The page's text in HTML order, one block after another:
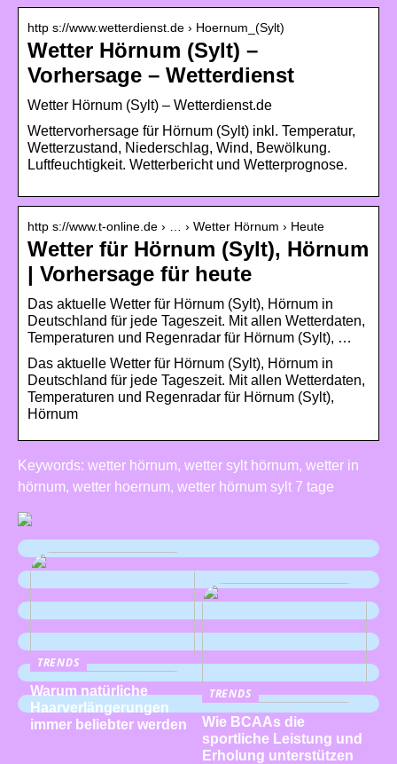
http s://www.wetterdienst.de › Hoernum_(Sylt)
Wetter Hörnum (Sylt) –
Vorhersage – Wetterdienst
Wetter Hörnum (Sylt) – Wetterdienst.de
Wettervorhersage für Hörnum (Sylt) inkl. Temperatur,
Wetterzustand, Niederschlag, Wind, Bewölkung.
Luftfeuchtigkeit. Wetterbericht und Wetterprognose.
http s://www.t-online.de › … › Wetter Hörnum › Heute
Wetter für Hörnum (Sylt), Hörnum
| Vorhersage für heute
Das aktuelle Wetter für Hörnum (Sylt), Hörnum in
Deutschland für jede Tageszeit. Mit allen Wetterdaten,
Temperaturen und Regenradar für Hörnum (Sylt), …
Das aktuelle Wetter für Hörnum (Sylt), Hörnum in
Deutschland für jede Tageszeit. Mit allen Wetterdaten,
Temperaturen und Regenradar für Hörnum (Sylt),
Hörnum
Keywords: wetter hörnum, wetter sylt hörnum, wetter in
hörnum, wetter hoernum, wetter hörnum sylt 7 tage
TRENDS
Warum natürliche
Haarverlängerungen
immer beliebter werden
TRENDS
Wie BCAAs die
sportliche Leistung und
Erholung unterstützen